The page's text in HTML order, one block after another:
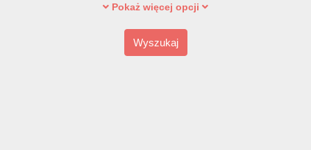
Pokaż więcej opcji
Wyszukaj